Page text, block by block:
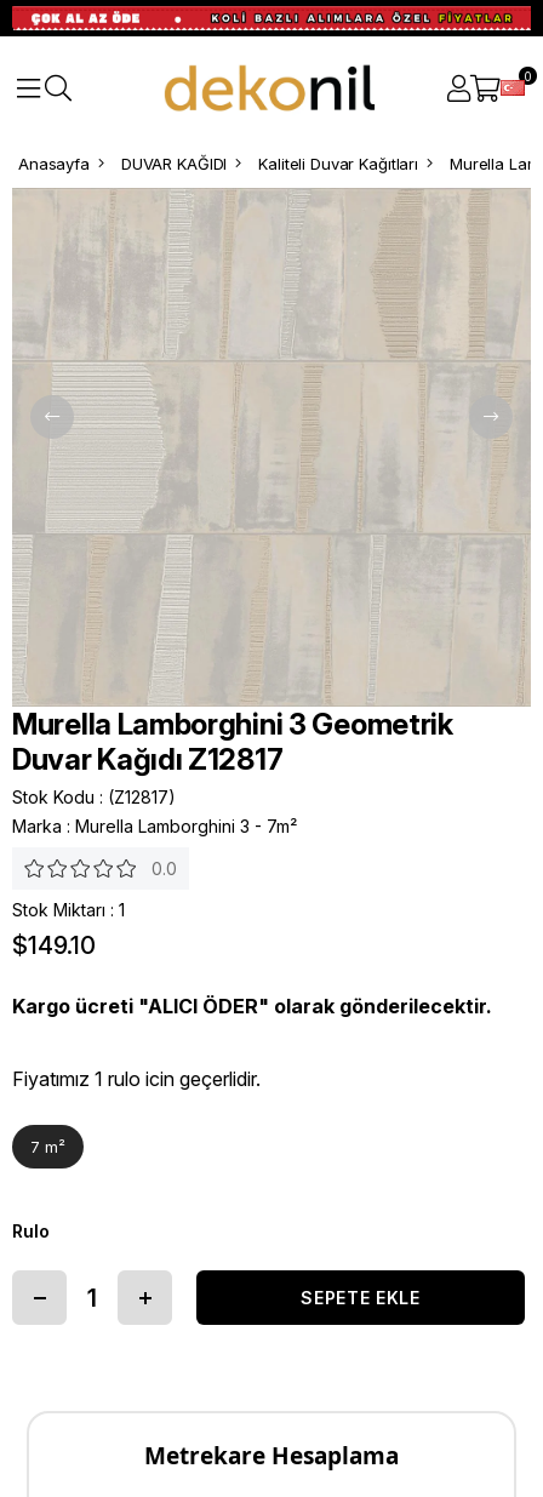
0
Anasayfa DUVAR KAĞIDI Kaliteli Duvar Kağıtları Murella
Murella Lamborghini 3 Geometrik
Duvar Kağıdı Z12817
Stok Kodu
(Z12817)
Marka : Murella Lamborghini 3 - 7m²
0.0
Stok Miktarı : 1
$149.10
Kargo ücreti "ALICI ÖDER" olarak gönderilecektir.
Fiyatımız 1 rulo icin geçerlidir.
7 m²
Rulo
Metrekare Hesaplama